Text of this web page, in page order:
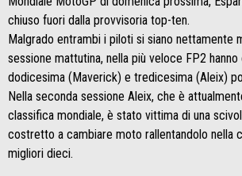
chiuso fuori dalla provvisoria top-ten.
Malgrado entrambi i piloti si siano nettamente
sessione mattutina, nella più veloce FP2
dodicesima (Maverick) e tredicesima (Aleix)
Nella seconda sessione Aleix, che è
classifica mondiale, è stato vittima di una
costretto a cambiare moto rallentandolo nella
migliori dieci.